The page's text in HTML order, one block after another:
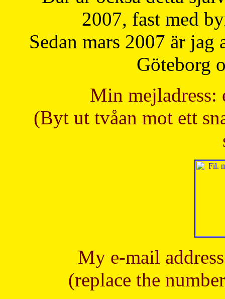
2007, fast med
Sedan mars 2007 är
Göteborg
Min mejladress:
(Byt ut tvåan mot ett
My e-mail
(replace the